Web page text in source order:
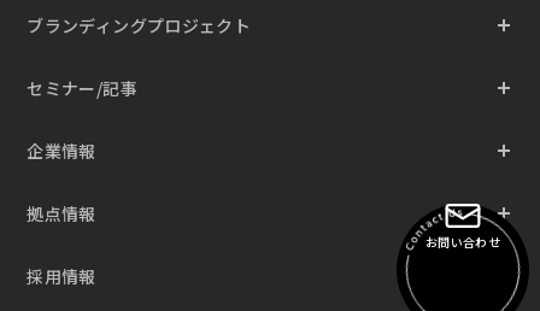
ブランディングプロジェクト
セミナー/記事
企業情報
拠点情報
採用情報
お問い合わせ